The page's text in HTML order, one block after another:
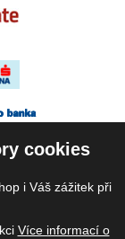
cookies
i Váš zážitek při
Více informací o